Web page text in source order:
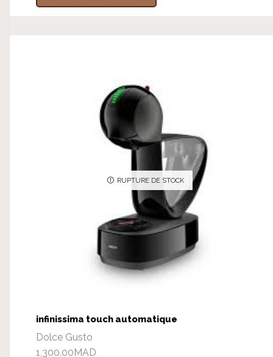
RUPTURE DE STOCK
infinissima touch automatique
Dolce Gusto
1,300.00MAD